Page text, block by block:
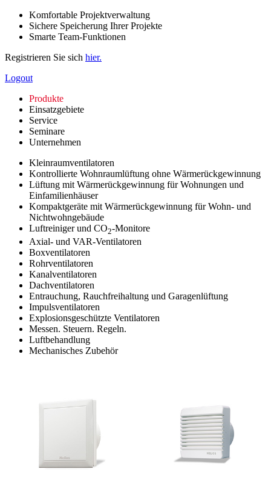
Komfortable Projektverwaltung
Sichere Speicherung Ihrer Projekte
Smarte Team-Funktionen
Registrieren Sie sich hier.
Logout
Produkte
Einsatzgebiete
Service
Seminare
Unternehmen
Kleinraumventilatoren
Kontrollierte Wohnraumlüftung ohne Wärmerückgewinnung
Lüftung mit Wärmerückgewinnung für Wohnungen und
Einfamilienhäuser
Kompaktgeräte mit Wärmerückgewinnung für Wohn- und
Nichtwohngebäude
Luftreiniger und CO2-Monitore
Axial- und VAR-Ventilatoren
Boxventilatoren
Rohrventilatoren
Kanalventilatoren
Dachventilatoren
Entrauchung, Rauchfreihaltung und Garagenlüftung
Impulsventilatoren
Explosionsgeschützte Ventilatoren
Messen. Steuern. Regeln.
Luftbehandlung
Mechanisches Zubehör